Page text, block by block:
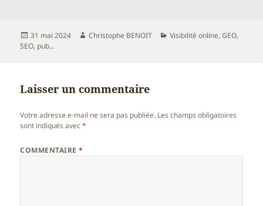
Publié
le
31 mai 2024 Auteur
Christophe BENOIT Catégories
Visibilité online, GEO,
SEO, pub...
Laisser un commentaire
Votre adresse e-mail ne sera pas publiée. Les champs obligatoires
sont indiqués avec*
COMMENTAIRE*